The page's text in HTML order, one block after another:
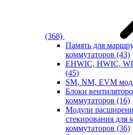
(368)
Память для
коммутаторов (43)
EHWIC, HWIC,
(45)
SM, NM, EVM
Блоки
коммутаторов (16)
Модули
стекирования для
коммутаторов (36)